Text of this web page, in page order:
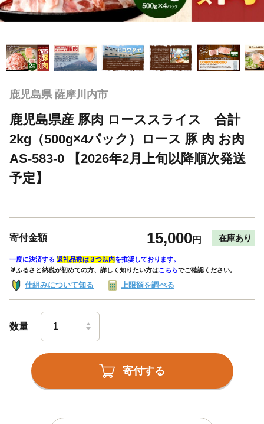
鹿児島県 薩摩川内市
鹿児島県産 豚肉 ローススライス 合計
2kg（500g×4パック）ロース 豚 肉 お肉
AS-583-0 【2026年2月上旬以降順次発送
予定】
寄付金額 15,000円 在庫あり
一度に決済する 返礼品数は３つ以内を推奨しております。
🔰ふるさと納税が初めての方、詳しく知りたい方はこちらでご確認ください。
仕組みについて知る 上限額を調べる
数量
寄付する